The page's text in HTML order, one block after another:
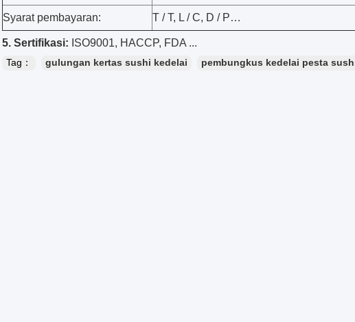
Syarat pembayaran: T / T, L / C, D / P…
5. Sertifikasi: ISO9001, HACCP, FDA ...
Tag： gulungan kertas sushi kedelai pembungkus kedelai pesta